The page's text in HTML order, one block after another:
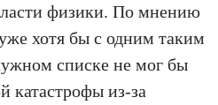
физики. По мнению
хотя бы с одним таким
списке не мог бы
катастрофы из-за